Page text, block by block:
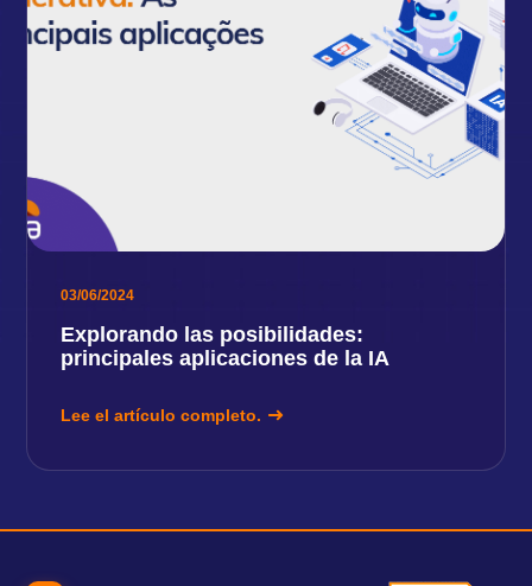
03/06/2024
Explorando las posibilidades:
principales aplicaciones de la IA
Lee el artículo completo.